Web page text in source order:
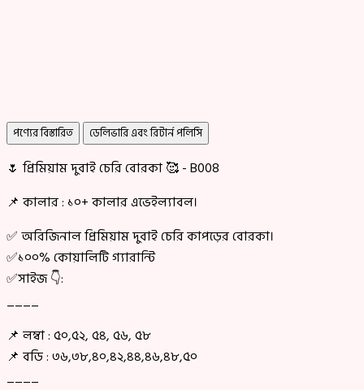
পণ্যের বিস্তারিত ডেলিভারি এবং রিটার্ন পলিসি
🌷 প্রিমিয়াম দুবাই চেরি বোরকা 🥰 - B008
📌 কালার : ১০+ কালার এভেইল্যাবল।
✅ অরিজিনাল প্রিমিয়াম দুবাই চেরি কাপড়ের বোরকা।
✅১০০% কোয়ালিটি গ্যারান্টি
✅সাইজ 👇:
____
📌 লম্বা : ৫০,৫২, ৫৪, ৫৬, ৫৮
📌 বডি : ৩৬,৩৮,৪০,৪২,৪৪,৪৬,৪৮,৫০
____